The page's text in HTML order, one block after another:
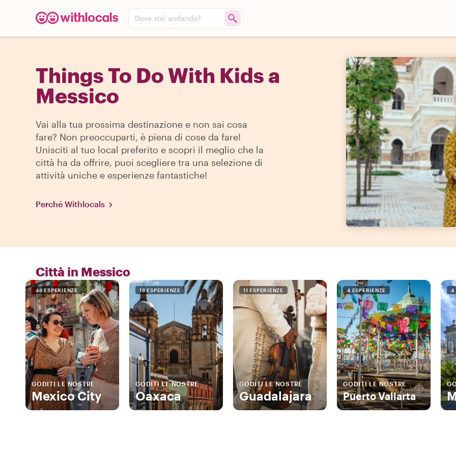
Dove stai andando?
Things To Do With Kids a
Messico
Vai alla tua prossima destinazione e non sai cosa
fare? Non preoccuparti, è piena di cose da fare!
Unisciti al tuo local preferito e scopri il meglio che la
città ha da offrire, puoi scegliere tra una selezione di
attività uniche e esperienze fantastiche!
Perché Withlocals
Città in Messico
46 ESPERIENZE
GODITI LE NOSTRE
Mexico City
18 ESPERIENZE
GODITI LE NOSTRE
Oaxaca
11 ESPERIENZE
GODITI LE NOSTRE
Guadalajara
4 ESPERIENZE
GODITI LE NOSTRE
Puerto Vallarta
4